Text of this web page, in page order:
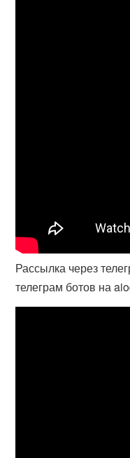
Рассылка через
телеграм ботов на